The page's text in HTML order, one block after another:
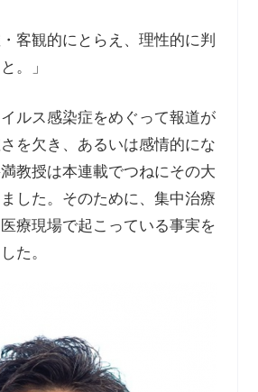
・客観的にとらえ、理性的に判
。」
ルス感染症をめぐって報道が
を欠き、あるいは感情的にな
教授は本連載でつねにその大
した。そのために、集中治療
療現場で起こっている事実を
た。